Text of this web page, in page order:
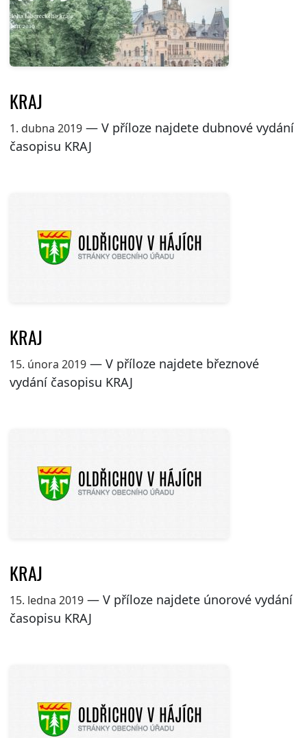
KRAJ
1. dubna 2019— V příloze najdete dubnové vydání
časopisu KRAJ
KRAJ
15. února 2019— V příloze najdete březnové
vydání časopisu KRAJ
KRAJ
15. ledna 2019— V příloze najdete únorové vydání
časopisu KRAJ